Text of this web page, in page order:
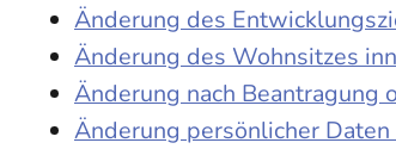
Änderung des
Änderung des Wohnsitzes
Änderung nach
Änderung persönlicher